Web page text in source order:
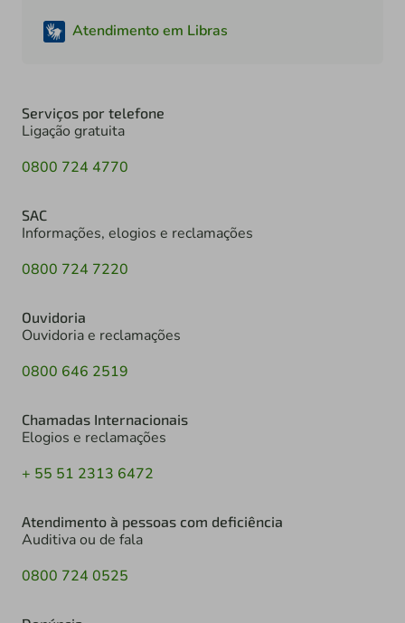
Atendimento em Libras
Serviços por telefone
Ligação gratuita
0800 724 4770
SAC
Informações, elogios e reclamações
0800 724 7220
Ouvidoria
Ouvidoria e reclamações
0800 646 2519
Chamadas Internacionais
Elogios e reclamações
+ 55 51 2313 6472
Atendimento à pessoas com deficiência
Auditiva ou de fala
0800 724 0525